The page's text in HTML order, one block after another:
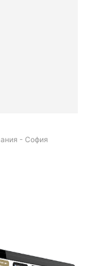
- София